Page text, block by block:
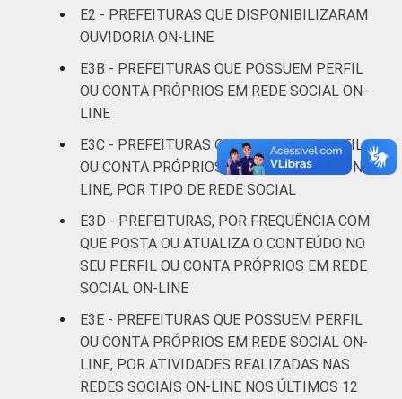
habitantes
100 mil até
500 mil
16 81 3
Mais de
500 mil
16 75
REGIÃO
E
PORTE
Norte - Até
5 mil
habitantes
19 78 4
Norte -
Mais de 5
mil até 10
6 93 2
E2 - PREFEITURAS QUE DISPONIBILIZARAM
OUVIDORIA ON-LINE
E3B - PREFEITURAS QUE POSSUEM PERFIL
OU CONTA PRÓPRIOS EM REDE SOCIAL ON-
LINE
E3C - PREFEITURAS QUE POSSUEM PERFIL
OU CONTA PRÓPRIOS EM REDE SOCIAL ON-
LINE, POR TIPO DE REDE SOCIAL
E3D - PREFEITURAS, POR FREQUÊNCIA COM
QUE POSTA OU ATUALIZA O CONTEÚDO NO
SEU PERFIL OU CONTA PRÓPRIOS EM REDE
SOCIAL ON-LINE
E3E - PREFEITURAS QUE POSSUEM PERFIL
OU CONTA PRÓPRIOS EM REDE SOCIAL ON-
LINE, POR ATIVIDADES REALIZADAS NAS
REDES SOCIAIS ON-LINE NOS ÚLTIMOS 12